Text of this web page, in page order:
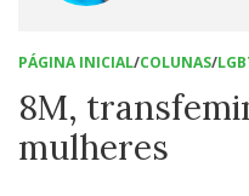
PÁGINA INICIAL/COLUNAS/
8M,
mulheres